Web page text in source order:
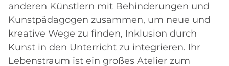
anderen Künstlern mit Behinderungen und
Kunstpädagogen zusammen, um neue und
kreative Wege zu finden, Inklusion durch
Kunst in den Unterricht zu integrieren. Ihr
Lebenstraum ist ein großes Atelier zum